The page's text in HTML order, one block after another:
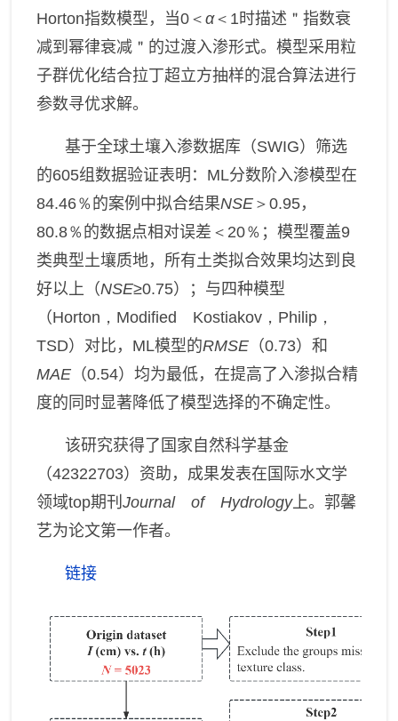
Horton指数模型，当0＜α＜1时描述 ＂指数衰
减到幂律衰减 ＂ 的过渡入渗形式。模型采用粒
子群优化结合拉丁超立方抽样的混合算法进行
参数寻优求解。
基于全球土壤入渗数据库（SWIG） 筛选
的605组数据验证表明： ML分数阶入渗模型在
84.46％ 的案例中拟合结果NSE ＞0.95，
80.8％ 的数据点相对误差 ＜20％ ；模型覆盖9
类典型土壤质地，所有土类拟合效果均达到良
好以上（NSE≥0.75）；与四种模型
（Horton，Modified Kostiakov，Philip，
TSD） 对比， ML模型的RMSE （0.73）和
MAE （0.54）均为最低，在提高了入渗拟合精
度的同时显著降低了模型选择的不确定性。
该研究获得了国家自然科学基金
（42322703）资助 ， 成果发表在 国际水文学
领域top期刊Journal of Hydrology上。郭馨
艺为论文第一作者。
链接